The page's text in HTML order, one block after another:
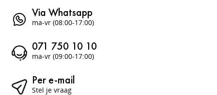
Via Whatsapp
ma-vr (08:00-17:00)
071 750 10 10
ma-vr (09:00-17:00)
Per e-mail
Stel je vraag